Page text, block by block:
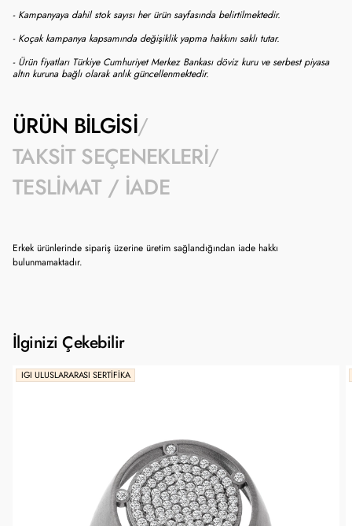
- Kampanyaya dahil stok sayısı her ürün sayfasında belirtilmektedir.
- Koçak kampanya kapsamında değişiklik yapma hakkını saklı tutar.
- Ürün fiyatları Türkiye Cumhuriyet Merkez Bankası döviz kuru ve serbest piyasa
altın kuruna bağlı olarak anlık güncellenmektedir.
ÜRÜN BILGISI
TAKSIT SEÇENEKLERI
TESLIMAT / İADE
Erkek ürünlerinde sipariş üzerine üretim sağlandığından iade hakkı
bulunmamaktadır.
İlginizi Çekebilir
IGI ULUSLARARASI SERTIFIKA